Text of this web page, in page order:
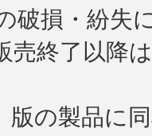
損・紛失
終了以降
の製品に